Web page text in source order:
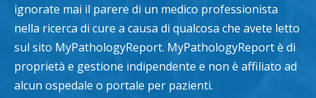
ignorate mai il parere di un medico professionista
nella ricerca di cure a causa di qualcosa che avete letto
sul sito MyPathologyReport. MyPathologyReport è di
proprietà e gestione indipendente e non è affiliato ad
alcun ospedale o portale per pazienti.